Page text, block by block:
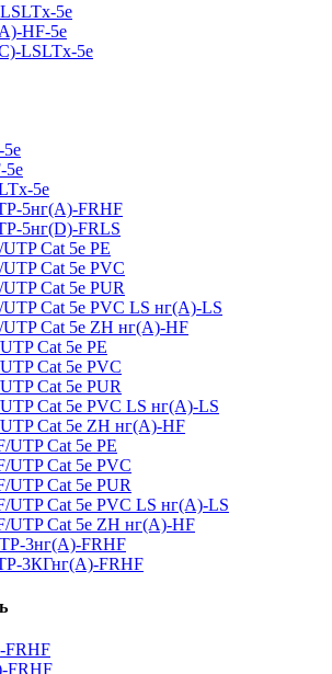
5е
HF-5е
LSLTx-5е
5е
5нг(А)-FRHF
5нг(D)-FRLS
Cat 5e PE
Cat 5e PVC
Cat 5e PUR
Cat 5e PVC LS нг(А)-LS
Cat 5e ZH нг(А)-HF
Cat 5e PE
Cat 5e PVC
Cat 5e PUR
Cat 5e PVC LS нг(А)-LS
Cat 5e ZH нг(А)-HF
Cat 5e PE
Cat 5e PVC
Cat 5e PUR
Cat 5e PVC LS нг(А)-LS
Cat 5e ZH нг(А)-HF
3нг(А)-FRHF
3КГнг(А)-FRHF